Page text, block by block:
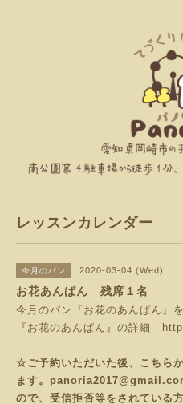
レッスンカレンダー
今月のパン 2020-03-04 (Wed)
お花あんぱん 残席１名
今月のパン『お花のあんぱん』
『お花のあんぱん』の詳細
☆ご予約いただいた後、こちら
ます。
ので、受信拒否等をされている